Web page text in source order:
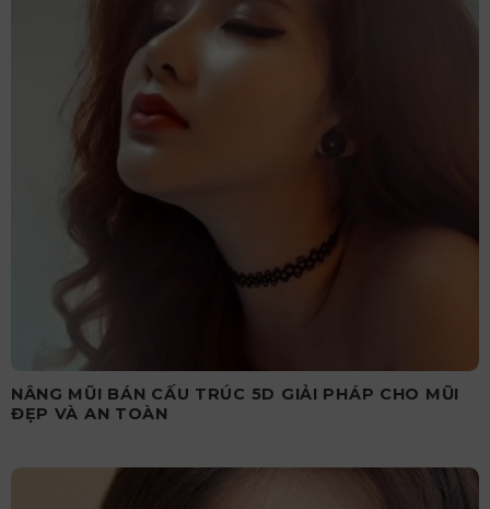
NÂNG MŨI BÁN CẤU TRÚC 5D GIẢI PHÁP CHO MŨI
ĐẸP VÀ AN TOÀN